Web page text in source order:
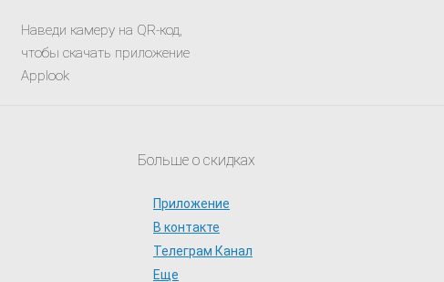
Наведи камеру на QR-код,
чтобы скачать приложение
Applook
Больше о скидках
Приложение
В контакте
Телеграм Канал
Еще